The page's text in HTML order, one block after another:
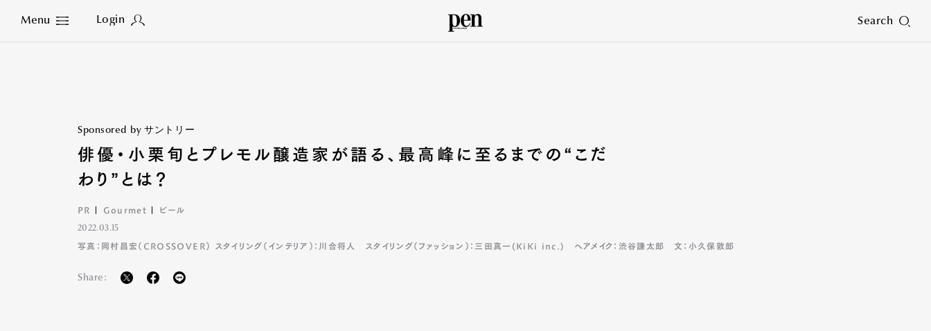
Menu Login Search
Close
Sponsored by サントリー
俳優・小栗旬とプレモル醸造家が語る、最高峰に至るまでの“こだ
わり”とは？
PR Gourmet ビール
2022.03.15
写真：岡村昌宏（CROSSOVER） スタイリング（インテリア）：川合将人 スタイリング（ファッション）：三田真一(KiKi inc.) ヘアメイク：渋谷謙太郎 文：小久保敦郎
Share: